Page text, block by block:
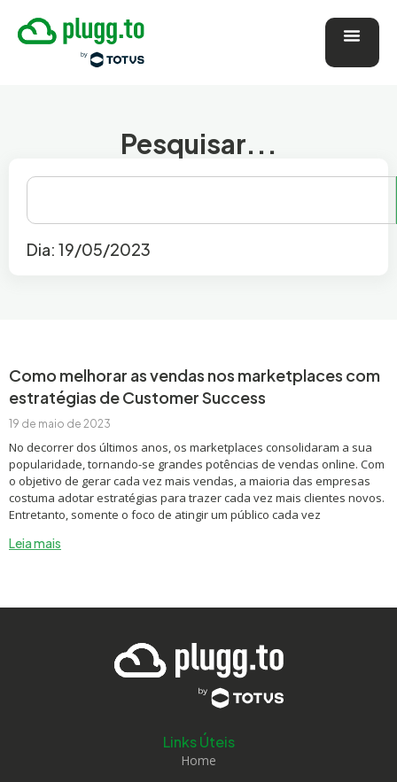
Pesquisar...
Dia: 19/05/2023
Como melhorar as vendas nos marketplaces com
estratégias de Customer Success
19 de maio de 2023
No decorrer dos últimos anos, os marketplaces consolidaram a sua
popularidade, tornando-se grandes potências de vendas online. Com
o objetivo de gerar cada vez mais vendas, a maioria das empresas
costuma adotar estratégias para trazer cada vez mais clientes novos.
Entretanto, somente o foco de atingir um público cada vez
Leia mais
Links Úteis
Home